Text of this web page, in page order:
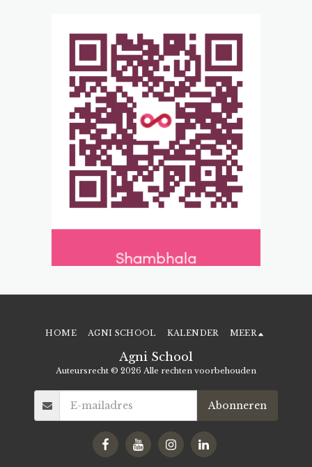
Agni School
Auteursrecht © 2026 Alle rechten voorbehouden
HOME AGNI SCHOOL KALENDER MEER
Abonneren